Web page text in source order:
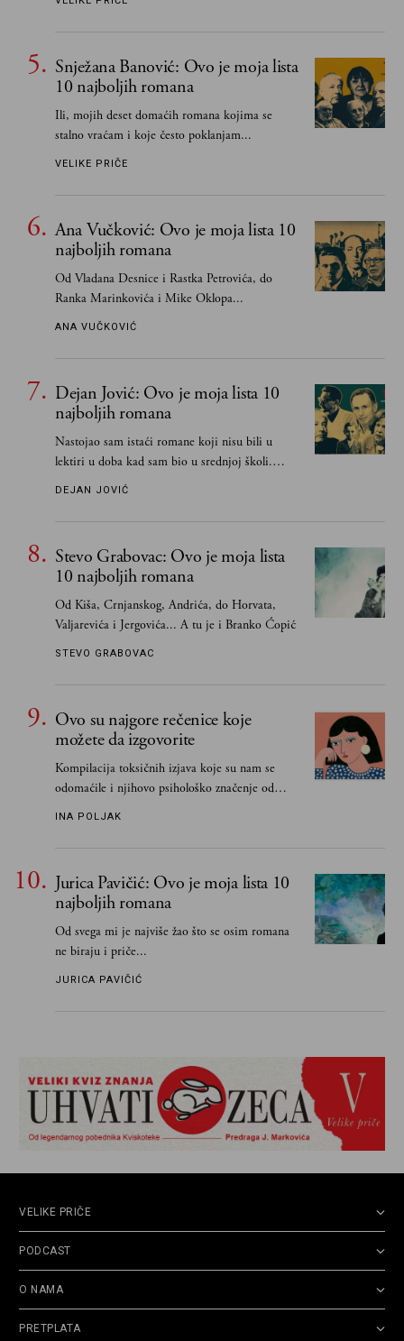
Snježana Banović: Ovo je moja lista
10 najboljih romana
Ili, mojih deset domaćih romana kojima se
stalno vraćam i koje često poklanjam...
VELIKE PRIČE
Ana Vučković: Ovo je moja lista 10
najboljih romana
Od Vladana Desnice i Rastka Petrovića, do
Ranka Marinkovića i Mike Oklopa...
ANA VUČKOVIĆ
Dejan Jović: Ovo je moja lista 10
najboljih romana
Nastojao sam istaći romane koji nisu bili u
lektiri u doba kad sam bio u srednjoj školi.
Smatrao sam da su "klasici" već dovoljno
DEJAN JOVIĆ
Stevo Grabovac: Ovo je moja lista
10 najboljih romana
Od Kiša, Crnjanskog, Andrića, do Horvata,
Valjarevića i Jergovića... A tu je i Branko Ćopić
STEVO GRABOVAC
Ovo su najgore rečenice koje
možete da izgovorite
Kompilacija toksičnih izjava koje su nam se
odomaćile i njihovo psihološko značenje od
INA POLJAK
Jurica Pavičić: Ovo je moja lista 10
najboljih romana
Od svega mi je najviše žao što se osim romana
ne biraju i priče...
JURICA PAVIČIĆ
VELIKE PRIČE
PODCAST
O NAMA
PRETPLATA